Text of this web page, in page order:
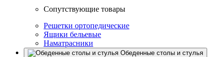
Сопутствующие товары
Решетки ортопедические
Ящики бельевые
Наматрасники
Обеденные столы и стулья